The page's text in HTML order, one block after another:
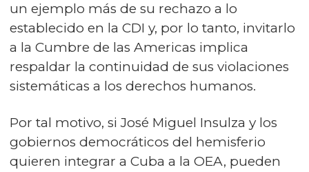
un ejemplo más de su rechazo a lo
establecido en la CDI y, por lo tanto, invitarlo
a la Cumbre de las Americas implica
respaldar la continuidad de sus violaciones
sistemáticas a los derechos humanos.
Por tal motivo, si José Miguel Insulza y los
gobiernos democráticos del hemisferio
quieren integrar a Cuba a la OEA, pueden